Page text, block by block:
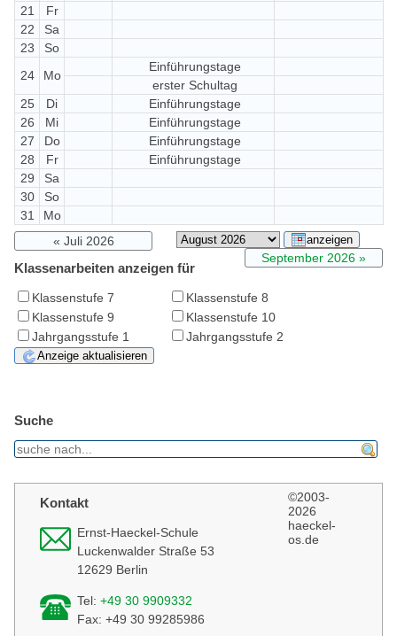
21
Fr
22
Sa
23
So
24
Mo
Einführungstage
erster Schultag
25
Di
Einführungstage
26
Mi
Einführungstage
27
Do
Einführungstage
28
Fr
Einführungstage
29
Sa
30
So
31
Mo
Juli 2026
September 2026
Klassenarbeiten anzeigen für
Klassenstufe 7
Klassenstufe 8
Klassenstufe 9
Klassenstufe 10
Jahrgangsstufe 1
Jahrgangsstufe 2
Suche
Kontakt
Ernst-Haeckel-Schule
Luckenwalder Straße 53
12629 Berlin
Tel: +49 30 9909332
Fax: +49 30 99285986
©2003-
2026
haeckel-
os.de